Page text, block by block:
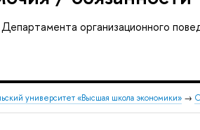
организационного
университет «Высшая школа экономики» →